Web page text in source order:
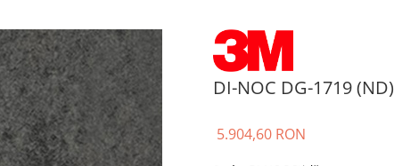
DI-NOC DG-1719 (ND)
5.904,60 RON